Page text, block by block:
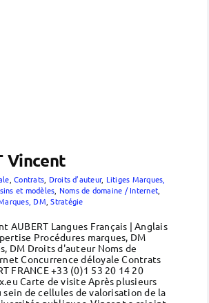
Vincent
,Contrats Droits d’auteur, Litiges Marques,
et modèles Noms de domaine / Internet
DM ,Stratégie
AUBERT Langues Français | Anglais
Procédures marques, DM
DM Droits d'auteur Noms de
Concurrence déloyale Contrats
FRANCE +33 (0)1 53 20 14 20
Carte de visite Après plusieurs
sein de cellules de valorisation de la